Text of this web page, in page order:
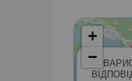
+
−